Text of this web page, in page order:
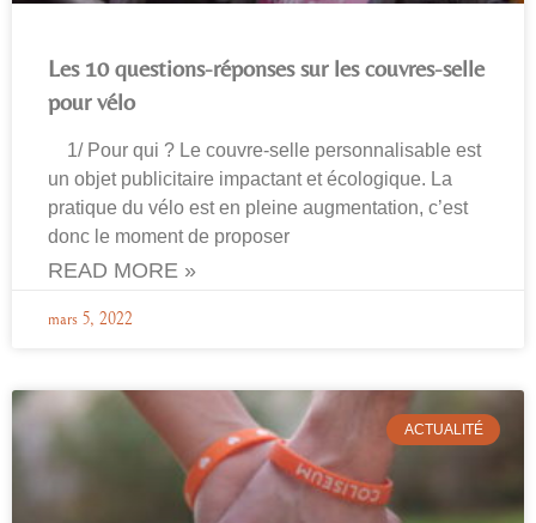
Les 10 questions-réponses sur les couvres-selle
pour vélo
1/ Pour qui ? Le couvre-selle personnalisable est
un objet publicitaire impactant et écologique. La
pratique du vélo est en pleine augmentation, c’est
donc le moment de proposer
READ MORE »
mars 5, 2022
ACTUALITÉ